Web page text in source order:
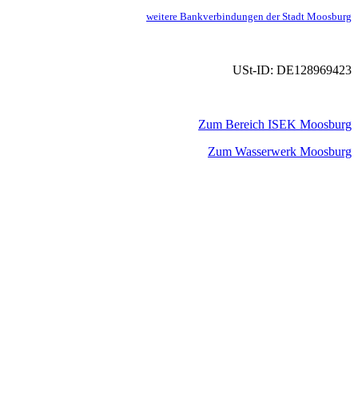
weitere Bankverbindungen der Stadt Moosburg
USt-ID: DE128969423
Zum Bereich ISEK Moosburg
Zum Wasserwerk Moosburg